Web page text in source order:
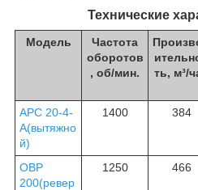
Технические
Модель
Частота
оборотов
, об/мин.
ть, м³/
APC 20-4-
A(вытяжно
й)
1400 384
ОВР
200(ревер
1250 466